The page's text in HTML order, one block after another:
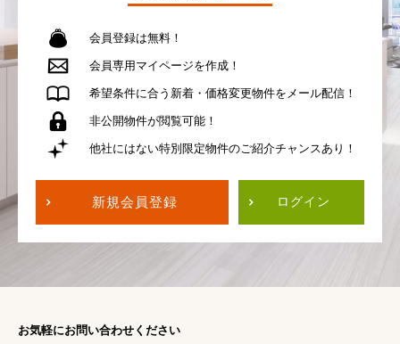
会員登録は無料！
会員専用 マイページを作成！
希望条件に合う 新着・価格変更物件を メール配信！
非公開物件が閲覧可能！
他社にはない特別限定物件のご紹介チャンスあり！
新規会員登録 ログイン
お気軽にお問い合わせください